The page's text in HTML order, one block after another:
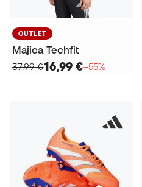
OUTLET
Majica Techfit
37,99 €16,99 €−55%